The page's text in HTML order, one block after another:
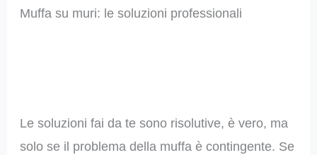
Muffa su muri: le soluzioni professionali
Le soluzioni fai da te sono risolutive, è vero, ma
solo se il problema della muffa è contingente. Se